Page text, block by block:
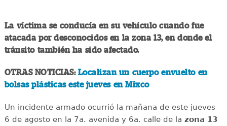
La víctima se conducía en su vehículo cuando fue
atacada por desconocidos en la zona 13, en donde el
tránsito también ha sido afectado.
OTRAS NOTICIAS: Localizan un cuerpo envuelto en
bolsas plásticas este jueves en Mixco
Un incidente armado ocurrió la mañana de este jueves
6 de agosto en la 7a. avenida y 6a. calle de la zona 13